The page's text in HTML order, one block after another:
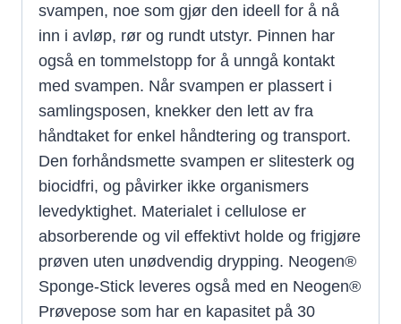
svampen, noe som gjør den ideell for å nå
inn i avløp, rør og rundt utstyr. Pinnen har
også en tommelstopp for å unngå kontakt
med svampen. Når svampen er plassert i
samlingsposen, knekker den lett av fra
håndtaket for enkel håndtering og transport.
Den forhåndsmette svampen er slitesterk og
biocidfri, og påvirker ikke organismers
levedyktighet. Materialet i cellulose er
absorberende og vil effektivt holde og frigjøre
prøven uten unødvendig drypping. Neogen®
Sponge-Stick leveres også med en Neogen®
Prøvepose som har en kapasitet på 30